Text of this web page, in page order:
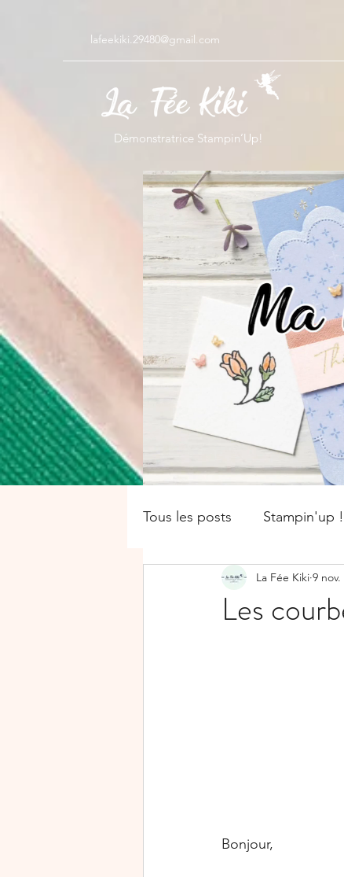
lafeekiki.29480@gmail.com
Démonstratrice Stampin’Up!
Tous les posts Stampin'up !
catalogue saisonnier
Les
La Fée Kiki 9 nov.
Bonjour,